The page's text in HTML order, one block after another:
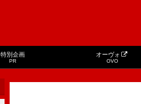
特別企画
PR
オーヴォ
OVO